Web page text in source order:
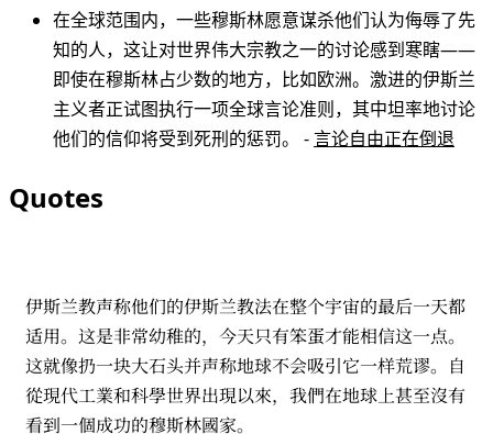
在全球范围内，一些穆斯林愿意谋杀他们认为侮辱了先
知的人，这让对世界伟大宗教之一的讨论感到寒瞎——
即使在穆斯林占少数的地方，比如欧洲。激进的伊斯兰
主义者正试图执行一项全球言论准则，其中坦率地讨论
他们的信仰将受到死刑的惩罚。 -言论自由正在倒退
Quotes
伊斯兰教声称他们的伊斯兰教法在整个宇宙的最后一天都
适用。这是非常幼稚的，今天只有笨蛋才能相信这一点。
这就像扔一块大石头并声称地球不会吸引它一样荒谬。自
從現代工業和科學世界出現以來，我們在地球上甚至沒有
看到一個成功的穆斯林國家。